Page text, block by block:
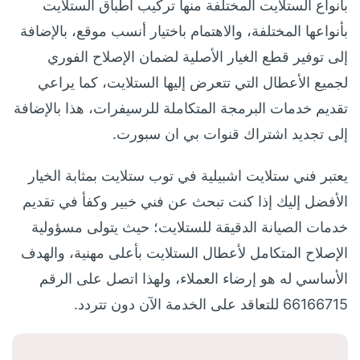
بأنواع الستلايت المختلفة منها تركيب أطباق الستلايت
بأنواعها المختلفة، والاهتمام باختيار أنسب موقع، بالإضافة
إلى توفير قطع الغيار الأصلية لضمان الإصلاح الفوري
لجميع الأعطال التي تتعرض إليها الستلايت، كما يراعي
تقديم خدمات البرمجة المتكاملة للرسيفرات، هذا بالإضافة
إلى تجديد اشتراك قنوات بي ان سبورت.
يعتبر فني ستلايت اشبيلية في توب ستلايت بمثابة الخيار
الأفضل إليك إذا كنت تبحث عن فني خبير وكفأ في تقديم
خدمات الصيانة الدقيقة للستلايت؛ حيث يتولى مسؤولية
الإصلاح المتكامل لأعطال الستلايت بأعلى مهنية، والهدف
الأساسي له هو إرضاء العملاء، ولهذا اتصل على الرقم
66166715 للتعاقد على الخدمة الآن دون تتردد.